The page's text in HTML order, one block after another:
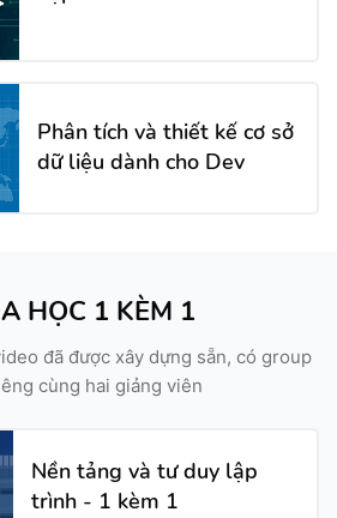
Phân tích và thiết kế cơ sở
dữ liệu dành cho Dev
HỌC 1 KÈM 1
đã được xây dựng sẵn, có group
cùng hai giảng viên
Nền tảng và tư duy lập
trình - 1 kèm 1